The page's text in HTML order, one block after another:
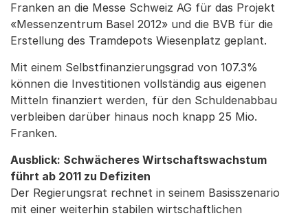
Franken an die Messe Schweiz AG für das Projekt
«Messenzentrum Basel 2012» und die BVB für die
Erstellung des Tramdepots Wiesenplatz geplant.
Mit einem Selbstfinanzierungsgrad von 107.3%
können die Investitionen vollständig aus eigenen
Mitteln finanziert werden, für den Schuldenabbau
verbleiben darüber hinaus noch knapp 25 Mio.
Franken.
Ausblick: Schwächeres Wirtschaftswachstum
führt ab 2011 zu Defiziten
Der Regierungsrat rechnet in seinem Basisszenario
mit einer weiterhin stabilen wirtschaftlichen